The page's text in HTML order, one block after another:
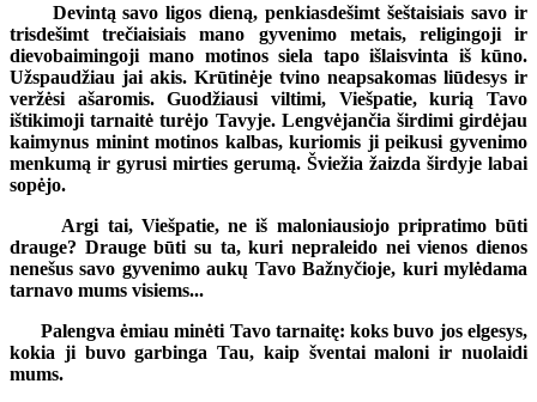
Devintą savo ligos dieną, penkiasdešimt šeštaisiais savo ir
trisdešimt trečiaisiais mano gyvenimo metais, religingoji ir
dievobaimingoji mano motinos siela tapo išlaisvinta iš kūno.
Užspaudžiau jai akis. Krūtinėje tvino neapsakomas liūdesys ir
veržėsi ašaromis. Guodžiausi viltimi, Viešpatie, kurią Tavo
ištikimoji tarnaitė turėjo Tavyje. Lengvėjančia širdimi girdėjau
kaimynus minint motinos kalbas, kuriomis ji peikusi gyvenimo
menkumą ir gyrusi mirties gerumą. Šviežia žaizda širdyje labai
sopėjo.
Argi tai, Viešpatie, ne iš maloniausiojo pripratimo būti
drauge? Drauge būti su ta, kuri nepraleido nei vienos dienos
nenešus savo gyvenimo aukų Tavo Bažnyčioje, kuri mylėdama
tarnavo mums visiems...
Palengva ėmiau minėti Tavo tarnaitę: koks buvo jos elgesys,
kokia ji buvo garbinga Tau, kaip šventai maloni ir nuolaidi
mums.